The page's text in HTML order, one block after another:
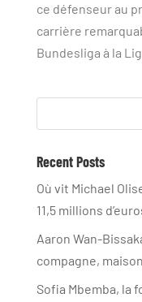
ce défenseur au
carrière
Bundesliga à la
Recent Posts
Où vit Michael
11,5 millions
Aaron Wan-
compagne,
Sofia Mbemba, la